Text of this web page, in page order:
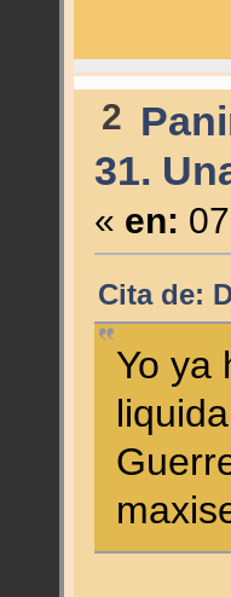
2
31.
« en:
Cita de:
Yo ya